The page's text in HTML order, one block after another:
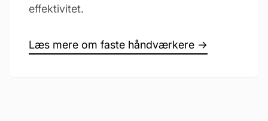
effektivitet.
Læs mere om faste håndværkere →